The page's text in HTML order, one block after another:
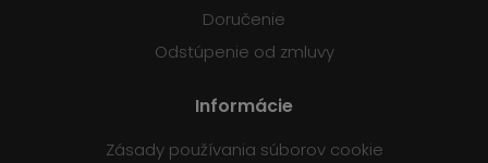
Doručenie
Odstúpenie od zmluvy
Informácie
Zásady používania súborov cookie